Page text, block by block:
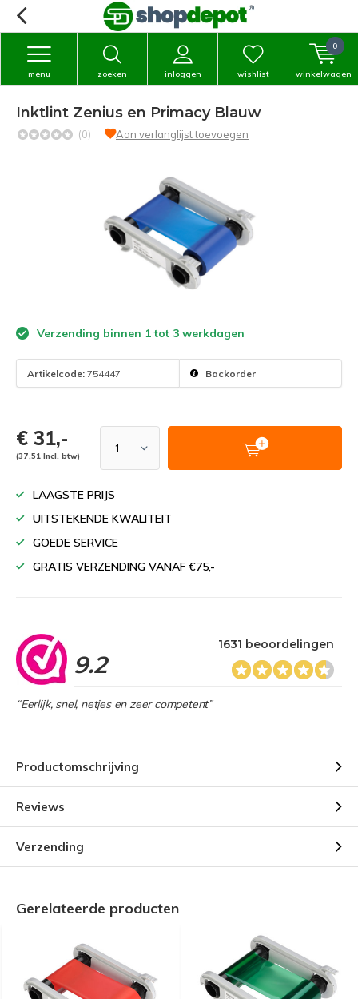
zoeken inloggen
menu wishlist winkelwagen
0
Inktlint Zenius en Primacy Blauw
(0) Aan verlanglijst toevoegen
Verzending binnen 1 tot 3 werkdagen
Artikelcode: 754447 Backorder
€ 31,-
(37,51 Incl. btw)
LAAGSTE PRIJS
UITSTEKENDE KWALITEIT
GOEDE SERVICE
GRATIS VERZENDING VANAF €75,-
9.2
1631 beoordelingen
“Eerlijk, snel, netjes en zeer competent”
Productomschrijving
Reviews
Verzending
Gerelateerde producten